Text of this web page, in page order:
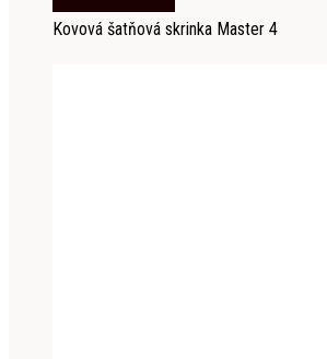
Kovová šatňová skrinka Master 4